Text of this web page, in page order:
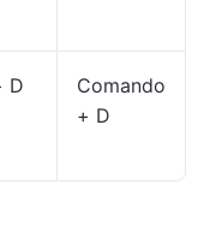
D
Comando
+ D